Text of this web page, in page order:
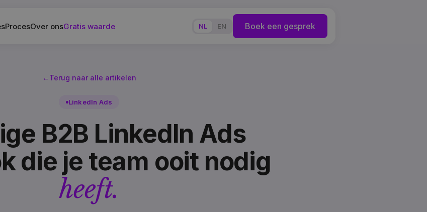
ProcesOver onsGratis waarde NL EN Boek een gesprek
← Terug naar alle artikelen
LinkedIn Ads
B2B LinkedIn Ads
die je team ooit nodig
heeft.